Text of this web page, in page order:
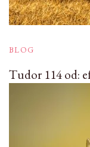
BLOG
Tudor 114 od: